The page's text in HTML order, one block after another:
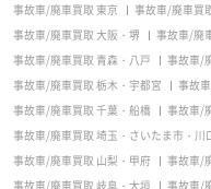
事故車/廃車買取 東京
事故車/廃車買
事故車/廃車買取 大阪・堺
事故車/廃
事故車/廃車買取 青森・八戸
事故車/
事故車/廃車買取 栃木・宇都宮
事故
事故車/廃車買取 千葉・船橋
事故車/
事故車/廃車買取 埼玉・さいたま市・川
事故車/廃車買取 山梨・甲府
事故車/